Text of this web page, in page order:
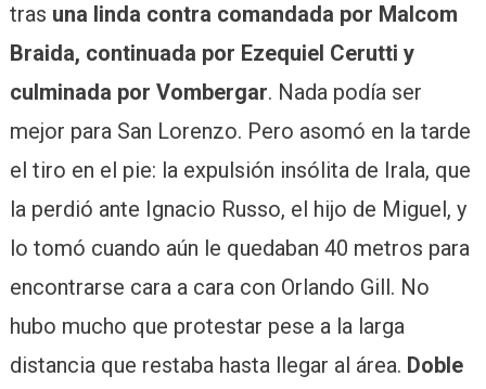
tras una linda contra comandada por Malcom
Braida, continuada por Ezequiel Cerutti y
culminada por Vombergar. Nada podía ser
mejor para San Lorenzo. Pero asomó en la tarde
el tiro en el pie: la expulsión insólita de Irala, que
la perdió ante Ignacio Russo, el hijo de Miguel, y
lo tomó cuando aún le quedaban 40 metros para
encontrarse cara a cara con Orlando Gill. No
hubo mucho que protestar pese a la larga
distancia que restaba hasta llegar al área. Doble